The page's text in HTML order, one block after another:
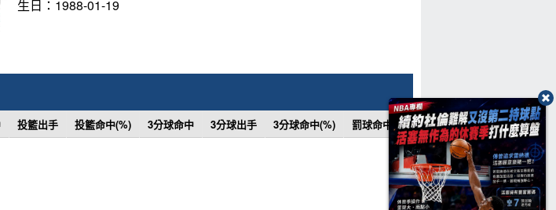
生日：1988-01-19
投籃出手 投籃命中(%) 3分球命中 3分球出手 3分球命中(%) 罰球命中 罰球次數 罰球命中(%)